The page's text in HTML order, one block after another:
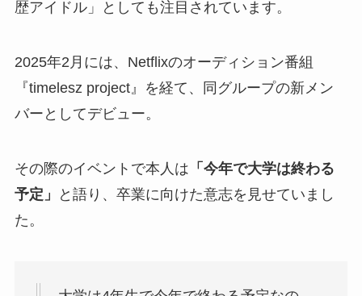
歴アイドル」としても注目されています。
2025年2月には、Netflixのオーディション番組
『timelesz project』を経て、同グループの新メン
バーとしてデビュー。
その際のイベントで本人は 「今年で大学は終わる
予定」
と語り、卒業に向けた意志を見せていまし
た。